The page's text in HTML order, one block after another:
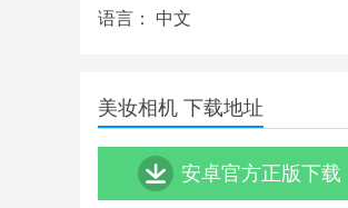
语言： 中文
美妆相机 下载地址
安卓官方正版下载